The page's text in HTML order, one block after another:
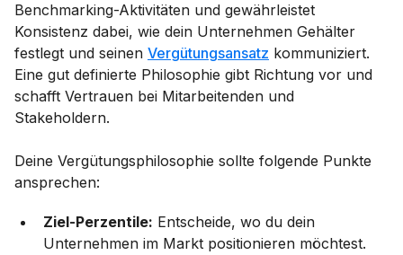
Benchmarking-Aktivitäten und gewährleistet
Konsistenz dabei, wie dein Unternehmen Gehälter
festlegt und seinen Vergütungsansatz kommuniziert.
Eine gut definierte Philosophie gibt Richtung vor und
schafft Vertrauen bei Mitarbeitenden und
Stakeholdern.
Deine Vergütungsphilosophie sollte folgende Punkte
ansprechen:
Ziel-Perzentile: Entscheide, wo du dein
Unternehmen im Markt positionieren möchtest.